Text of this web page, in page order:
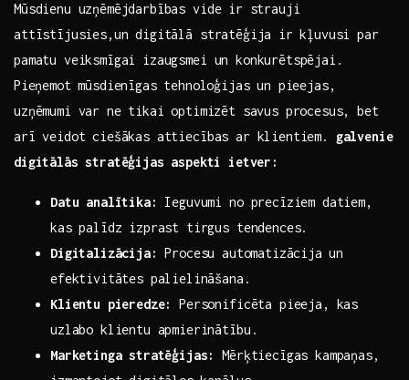
Mūsdienu uzņēmējdarbības vide ir⁢ strauji⁤
attīstījusies,un digitālā stratēģija​ ir⁢ kļuvusi par
pamatu veiksmīgai​ izaugsmei un konkurētspējai.
⁤Pieņemot mūsdienīgas ⁣tehnoloģijas un pieejas,
uzņēmumi var ne tikai⁢ optimizēt savus procesus, ​bet
‍arī​ veidot ciešākas attiecības ar klientiem. galvenie
digitālās stratēģijas ⁣aspekti ietver:
Datu analītika:
Ieguvumi no precīziem datiem,
kas palīdz izprast tirgus tendences.
Digitalizācija: Procesu⁤ automatizācija⁢ un ​
efektivitātes palielināšana.
Klientu ‌pieredze:
Personificēta ​pieeja, kas
uzlabo klientu apmierinātību.
Marketinga stratēģijas:
Mērķtiecīgas ​kampaņas,